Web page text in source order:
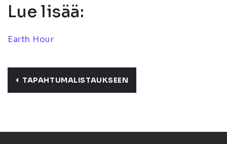
Lue lisää:
Earth Hour
TAPAHTUMALISTAUKSEEN